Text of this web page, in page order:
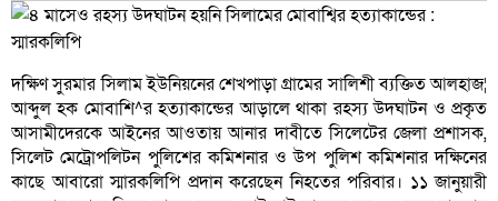
দক্ষিণ সুরমার সিলাম ইউনিয়নের শেখপাড়া গ্রামের সালিশী ব্যক্তিত আলহাজ¦
আব্দুল হক মোবাশি^র হত্যাকান্ডের আড়ালে থাকা রহস্য উদঘাটন ও প্রকৃত
আসামীদেরকে আইনের আওতায় আনার দাবীতে সিলেটের জেলা প্রশাসক,
সিলেট মেট্রোপলিটন পুলিশের কমিশনার ও উপ পুলিশ কমিশনার দক্ষিনের
কাছে আবারো স্মারকলিপি প্রদান করেছেন নিহতের পরিবার। ১১ জানুয়ারী